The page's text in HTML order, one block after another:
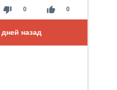
thumb_down 0 thumb_up 0
дней назад